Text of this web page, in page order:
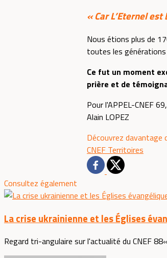
« Car L’Eternel
Nous étions plus de
toutes les
Ce fut un moment
prière et de
Pour l'APPEL-CNEF 69,
Alain LOPEZ
Découvrez davantage
CNEF Territoires
Consultez également
La crise ukrainienne et les Églises
Regard tri-angulaire sur l'actualité du CNEF